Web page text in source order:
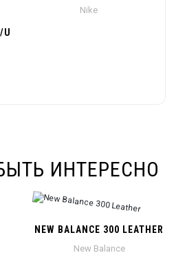
U
Nike
ИНТЕРЕСНО
NEW BALANCE 300 LEATHER
New Balance